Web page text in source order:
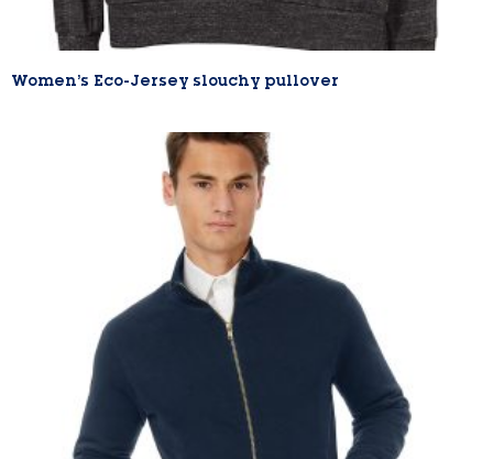
Women’s Eco-Jersey slouchy pullover